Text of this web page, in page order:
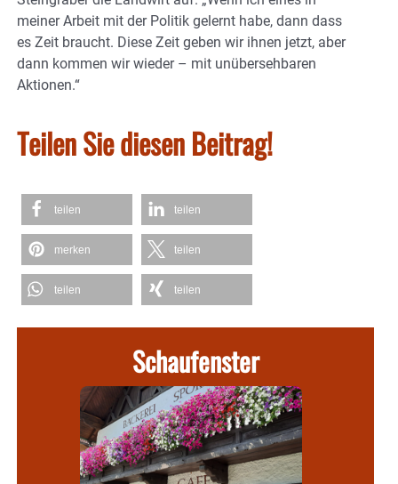
meiner Arbeit mit der Politik gelernt habe, dann dass
es Zeit braucht. Diese Zeit geben wir ihnen jetzt, aber
dann kommen wir wieder – mit unübersehbaren
Aktionen.“
Teilen Sie diesen Beitrag!
teilen teilen
merken teilen
teilen teilen
Schaufenster